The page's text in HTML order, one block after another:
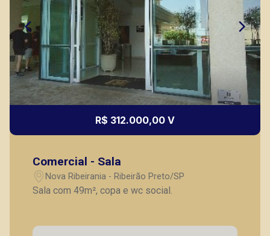
(16) 98119-7226
Corretor(a) Online
CORRETOR DE PLANTÃO
Thamiris Leandra Benevides
CRECI 270092 - Venda
Corretor(a) Online
R$ 312.000,00 V
Comercial - Sala
Nova Ribeirania - Ribeirão Preto/SP
Sala com 49m², copa e wc social.